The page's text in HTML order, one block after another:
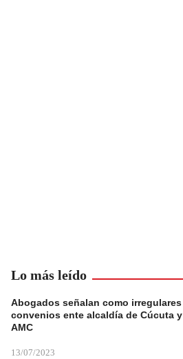
Lo más leído
Abogados señalan como irregulares
convenios ente alcaldía de Cúcuta y
AMC
13/07/2023